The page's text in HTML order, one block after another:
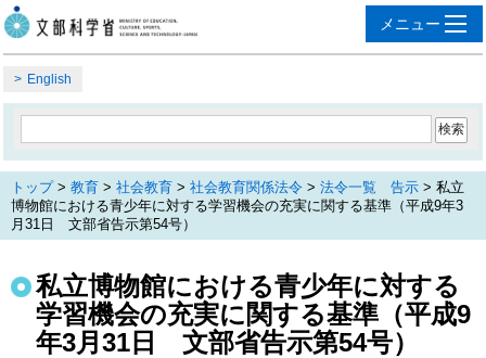
English
トップ> 教育 > 社会教育 > 社会教育関係法令 > 法令一覧 告示 > 私立
博物館における青少年に対する学習機会の充実に関する基準（平成9年3
月31日 文部省告示第54号）
私立博物館における青少年に対する
学習機会の充実に関する基準（平成9
年3月31日 文部省告示第54号）